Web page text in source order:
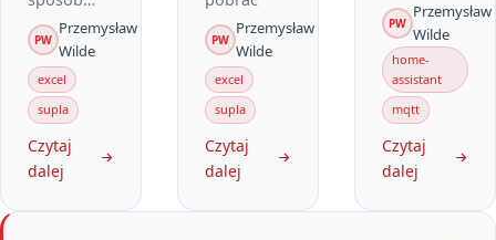
pobrać 5
000
ostatnich
rekordów
zużycia
energii
elektrycznej
PW
Przemysław
Wilde
excel
supla
Czytaj
dalej
dane MEW-
01 z
serwera
Supla do
programu
MS Excel.
PW
Przemysław
Wilde
excel
supla
Czytaj
dalej
Za chwilę
dowiesz
się, w jaki
sposób to
zrobić
przez
MQTT na
PW
Przemysław
Wilde
home-
assistant
mqtt
Czytaj
dalej